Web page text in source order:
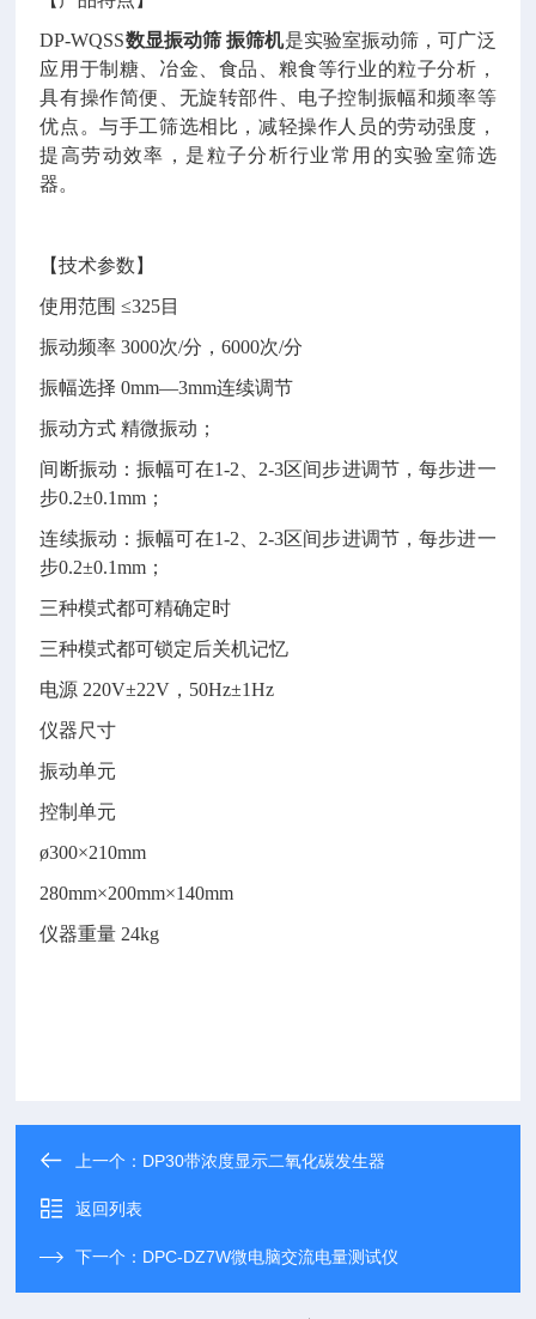
DP-WQSS数显振动筛 振筛机是实验室振动筛，可广泛
应用于制糖、冶金、食品、粮食等行业的粒子分析，
具有操作简便、无旋转部件、电子控制振幅和频率等
优点。与手工筛选相比，减轻操作人员的劳动强度，
提高劳动效率，是粒子分析行业常用的实验室筛选
器。
【技术参数】
使用范围 ≤325目
振动频率 3000次/分，6000次/分
振幅选择 0mm—3mm连续调节
振动方式 精微振动；
间断振动：振幅可在1-2、2-3区间步进调节，每步进一
步0.2±0.1mm；
连续振动：振幅可在1-2、2-3区间步进调节，每步进一
步0.2±0.1mm；
三种模式都可精确定时
三种模式都可锁定后关机记忆
电源 220V±22V，50Hz±1Hz
仪器尺寸
振动单元
控制单元
ø300×210mm
280mm×200mm×140mm
仪器重量 24kg
上一个： DP30带浓度显示二氧化碳发生器
返回列表
下一个： DPC-DZ7W微电脑交流电量测试仪